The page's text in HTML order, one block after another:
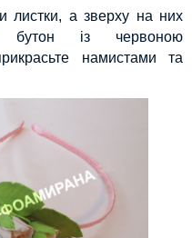
листки, а зверху на них
бутон із червоною
намистами та